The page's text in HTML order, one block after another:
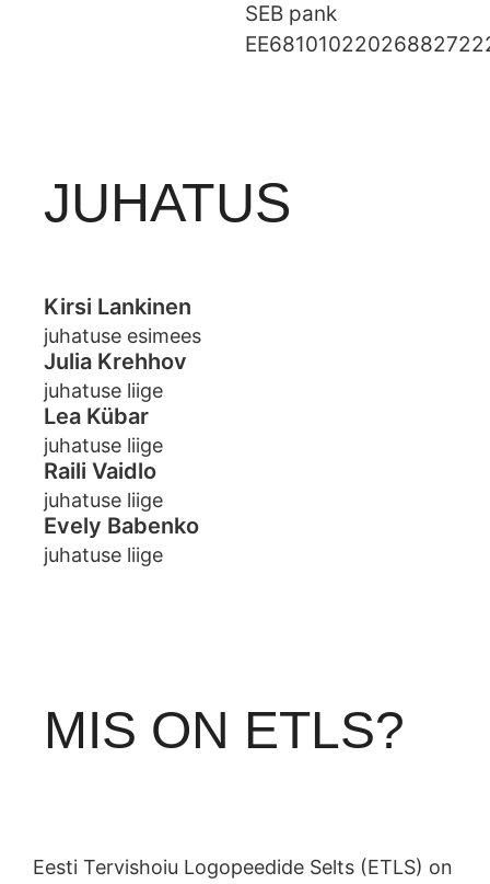
SEB pank
JUHATUS
Kirsi Lankinen
juhatuse esimees
Julia Krehhov
juhatuse liige
Lea Kübar
juhatuse liige
Raili Vaidlo
juhatuse liige
Evely Babenko
juhatuse liige
MIS ON ETLS?
Eesti Tervishoiu Logopeedide Selts (ETLS) on